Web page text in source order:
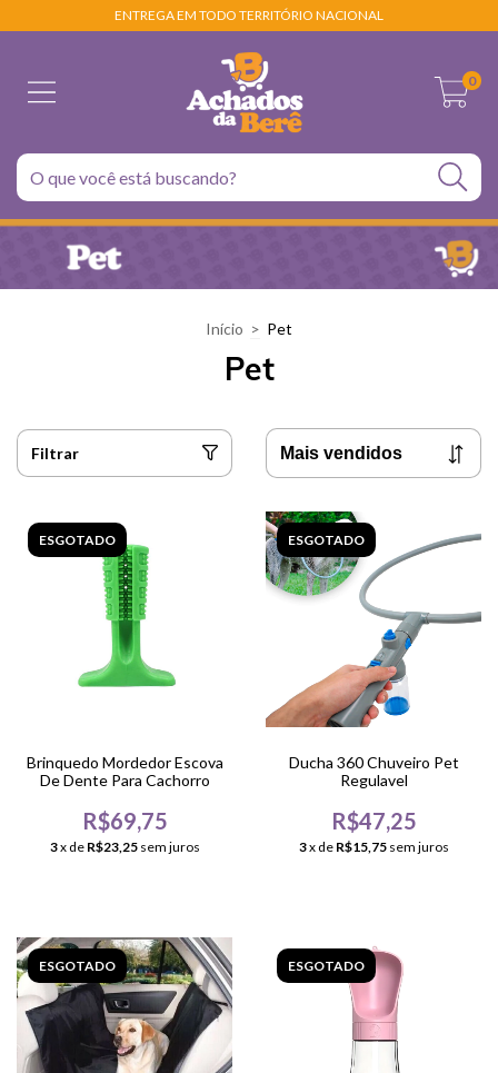
ENTREGA EM TODO TERRITÓRIO NACIONAL
0
Início > Pet
Pet
Filtrar
ESGOTADO
Brinquedo Mordedor Escova
De Dente Para Cachorro
R$69,75
3x de R$23,25 sem juros
ESGOTADO
Ducha 360 Chuveiro Pet
Regulavel
R$47,25
3x de R$15,75 sem juros
ESGOTADO ESGOTADO